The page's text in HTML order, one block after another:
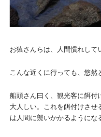
お猿さんらは、人間慣れして
こんな近くに行っても、悠然
船頭さん曰く、 観光客に餌付
大人しい。これを餌付けさせ
は人間に襲いかかるようにな